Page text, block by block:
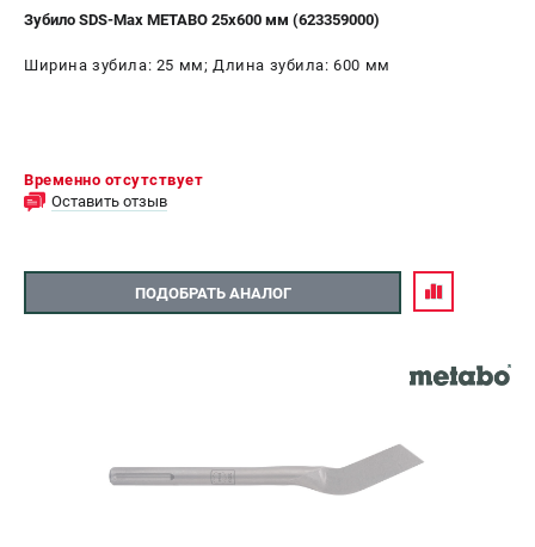
Зубило SDS-Max METABO 25x600 мм (623359000)
Ширина зубила: 25 мм; Длина зубила: 600 мм
Временно отсутствует
Оставить отзыв
ПОДОБРАТЬ АНАЛОГ